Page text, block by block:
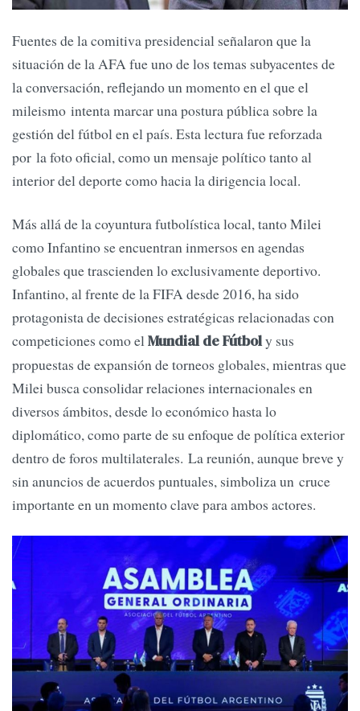
Fuentes de la comitiva presidencial señalaron que la
situación de la AFA fue uno de los temas subyacentes de
la conversación, reflejando un momento en el que el
mileismo intenta marcar una postura pública sobre la
gestión del fútbol en el país. Esta lectura fue reforzada
por la foto oficial, como un mensaje político tanto al
interior del deporte como hacia la dirigencia local.
Más allá de la coyuntura futbolística local, tanto Milei
como Infantino se encuentran inmersos en agendas
globales que trascienden lo exclusivamente deportivo.
Infantino, al frente de la FIFA desde 2016, ha sido
protagonista de decisiones estratégicas relacionadas con
competiciones como elMundial de Fútboly sus
propuestas de expansión de torneos globales, mientras que
Milei busca consolidar relaciones internacionales en
diversos ámbitos, desde lo económico hasta lo
diplomático, como parte de su enfoque de política exterior
dentro de foros multilaterales. La reunión, aunque breve y
sin anuncios de acuerdos puntuales, simboliza un cruce
importante en un momento clave para ambos actores.